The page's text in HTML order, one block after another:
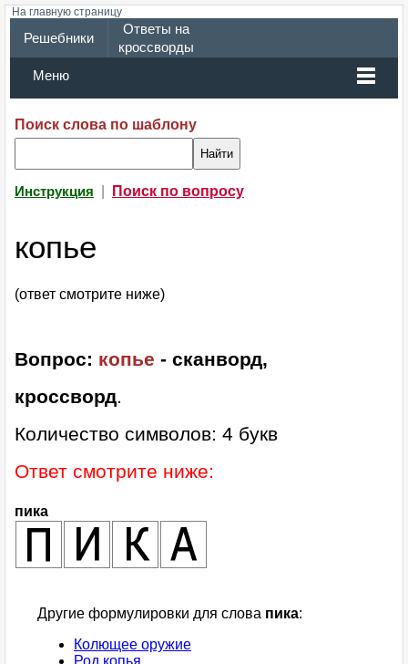
На главную страницу
Решебники
Ответы на
кроссворды
Меню
Поиск слова по шаблону
Инструкция Поиск по вопросу
копье
(ответ смотрите ниже)
Вопрос: копье - сканворд,
кроссворд.
Количество символов: 4 букв
Ответ смотрите ниже:
пика
Другие формулировки для слова пика:
Колющее оружие
Род копья